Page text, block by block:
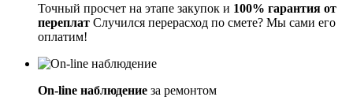
Точный просчет на этапе закупок и 100% гарантия от
переплат Случился перерасход по смете? Мы сами его
оплатим!
On-line наблюдение за ремонтом